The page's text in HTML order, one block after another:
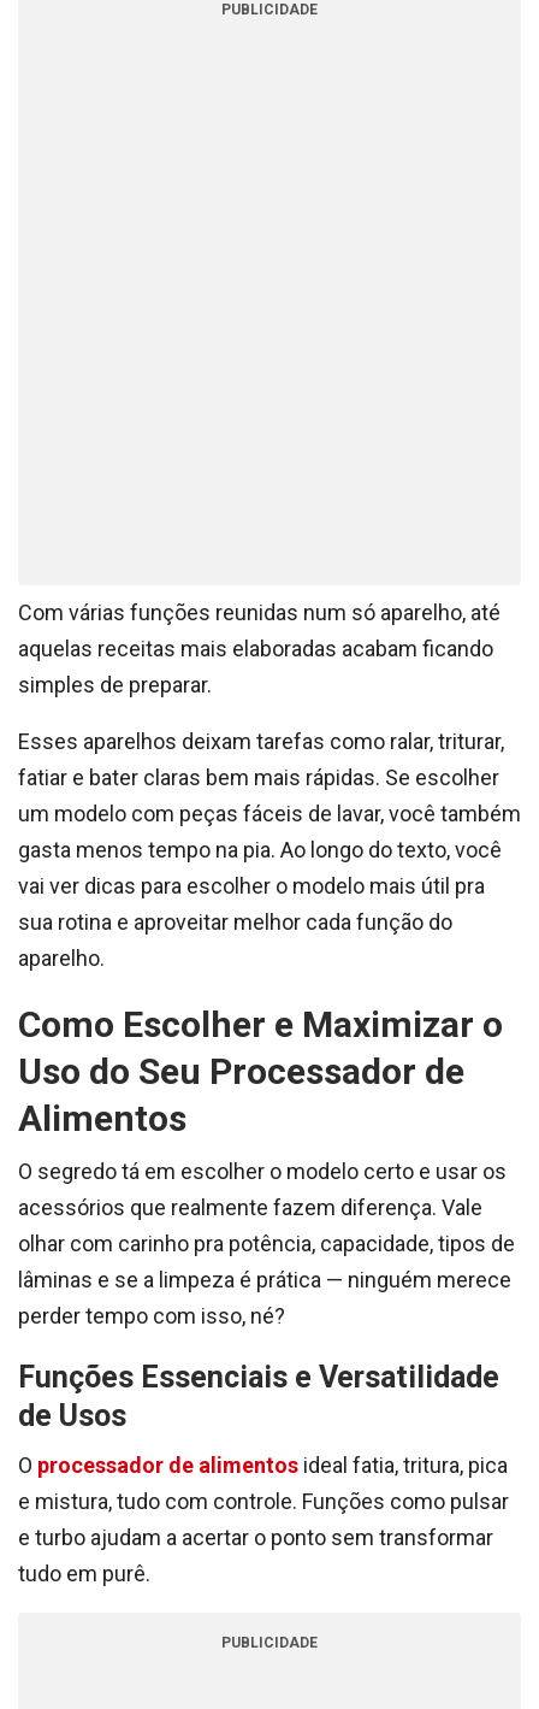
PUBLICIDADE
Com várias funções reunidas num só aparelho, até
aquelas receitas mais elaboradas acabam ficando
simples de preparar.
Esses aparelhos deixam tarefas como ralar, triturar,
fatiar e bater claras bem mais rápidas. Se escolher
um modelo com peças fáceis de lavar, você também
gasta menos tempo na pia. Ao longo do texto, você
vai ver dicas para escolher o modelo mais útil pra
sua rotina e aproveitar melhor cada função do
aparelho.
Como Escolher e Maximizar o
Uso do Seu Processador de
Alimentos
O segredo tá em escolher o modelo certo e usar os
acessórios que realmente fazem diferença. Vale
olhar com carinho pra potência, capacidade, tipos de
lâminas e se a limpeza é prática — ninguém merece
perder tempo com isso, né?
Funções Essenciais e Versatilidade
de Usos
O processador de alimentos ideal fatia, tritura, pica
e mistura, tudo com controle. Funções como pulsar
e turbo ajudam a acertar o ponto sem transformar
tudo em purê.
PUBLICIDADE